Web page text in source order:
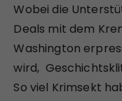
Wobei die
Deals mit dem
Washington
wird,
So viel Krimsekt